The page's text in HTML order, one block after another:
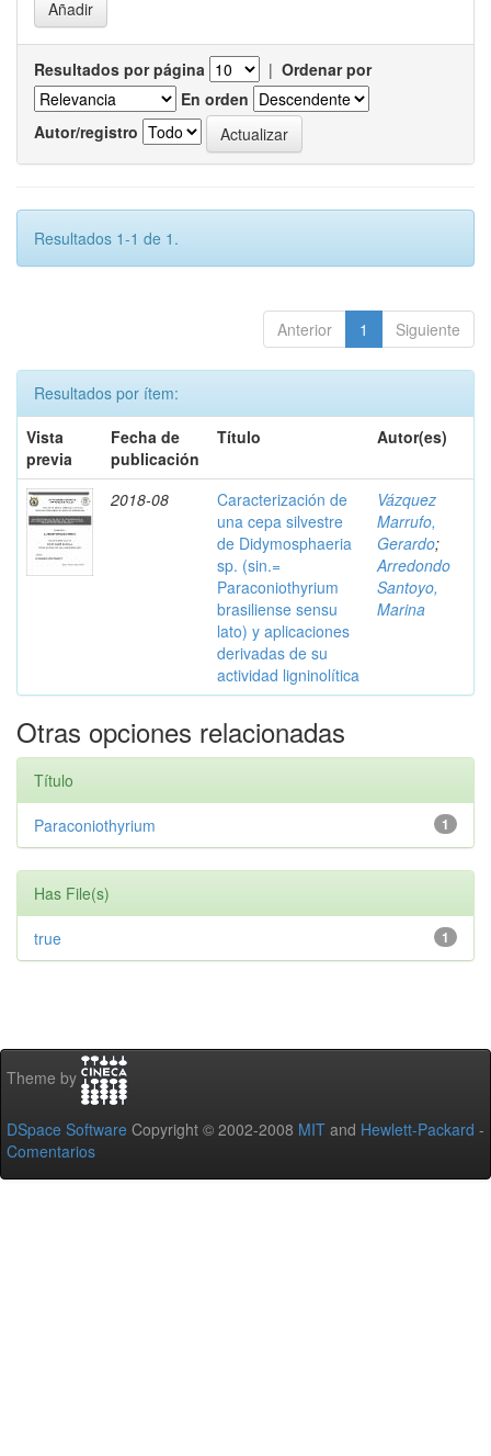
Resultados por página | Ordenar por
En orden
Autor/registro
Resultados 1-1 de 1.
Anterior 1 Siguiente
Resultados por ítem:
Vista
previa
Fecha de
publicación
Título Autor(es)
2018-08
Caracterización de
una cepa silvestre
de Didymosphaeria
sp. (sin.=
Paraconiothyrium
brasiliense sensu
lato) y aplicaciones
derivadas de su
actividad ligninolítica
Vázquez
Marrufo,
Gerardo;
Arredondo
Santoyo,
Marina
Otras opciones relacionadas
Título
1
Paraconiothyrium
Has File(s)
1
true
Theme by
DSpace Software Copyright © 2002-2008 MIT and Hewlett-Packard -
Comentarios